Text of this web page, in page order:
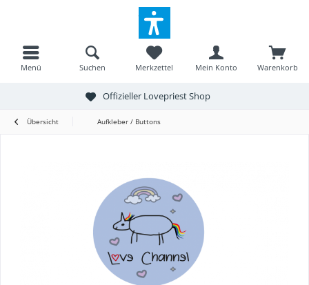
Menü Warenkorb
Merkzettel Mein Konto
Suchen
Offizieller Lovepriest Shop
Übersicht Aufkleber / Buttons